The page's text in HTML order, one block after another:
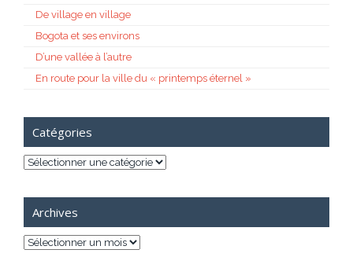
De village en village
Bogota et ses environs
D’une vallée à l’autre
En route pour la ville du « printemps éternel »
Catégories
Catégories
Archives
Archives